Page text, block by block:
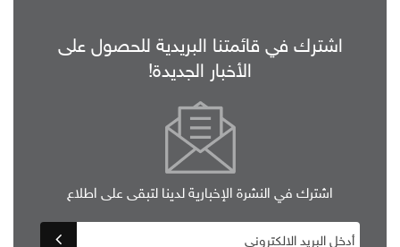
اشترك في قائمتنا البريدية للحصول على
الأخبار الجديدة!
اشترك في النشرة الإخبارية لدينا لتبقى على اطلاع